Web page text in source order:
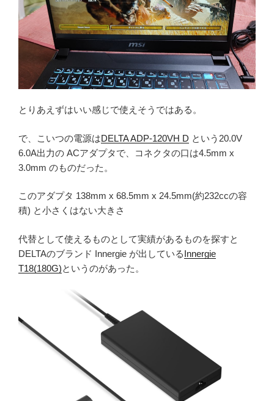
とりあえずはいい感じで使えそうではある。
で、こいつの電源はDELTA ADP-120VH D という20.0V
6.0A出力の ACアダプタで、コネクタの口は4.5mm x
3.0mm のものだった。
このアダプタ 138mm x 68.5mm x 24.5mm(約232ccの容
積) と小さくはない大きさ
代替として使えるものとして実績があるものを探すと
DELTAのブランド Innergie が出しているInnergie
T18(180G)というのがあった。